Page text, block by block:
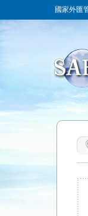
國家外匯